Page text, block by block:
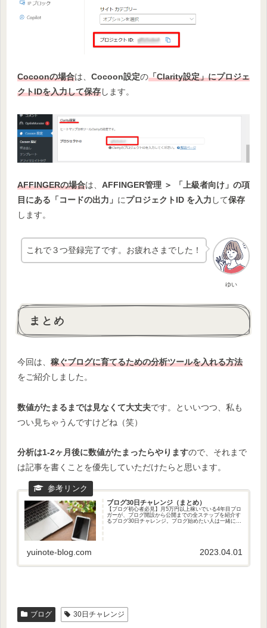
Cocoonの場合は、 Cocoon設定の「Clarity設定」にプロジェ
クトIDを入力して保存します。
AFFINGERの場合は、 AFFINGER管理 ＞ 「上級者向け」の項
目にある「コードの出力」 にプロジェクトID を入力 して保存
します。
ゆい
これで３つ登録完了です。お疲れさまでした！
まとめ
今回は、 稼ぐブログに育てるための分析ツールを入れる方法
をご紹介しました。
数値がたまるまでは見なくて大丈夫です。といいつつ、私も
つい見ちゃうんですけどね（笑）
分析は1-2ヶ月後に数値がたまったらやりますので、それまで
は記事を書くことを優先していただけたらと思います。
ブログ30日チャレンジ（まとめ）
【ブログ初心者必見】月5万円以上稼いでいる4年目ブロ
ガーが、ブログ開設から公開までの全ステップを紹介す
るブログ30日チャレンジ。ブログ始めたい人は一緒にや
yuinote-blog.com 2023.04.01
ブログ 30日チャレンジ